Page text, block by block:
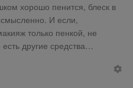
хорошо пенится, блеск в
И если,
только пенкой, не
другие средства…